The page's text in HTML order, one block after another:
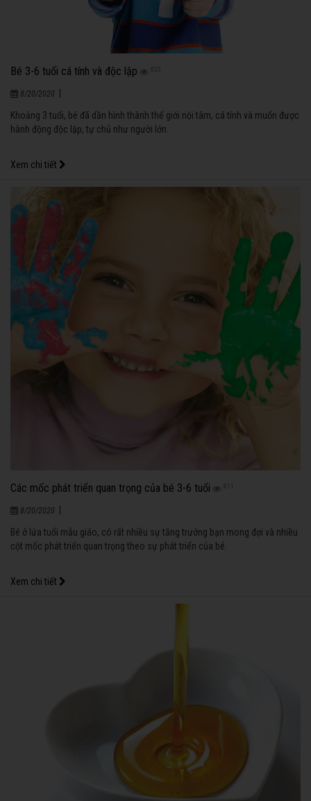
Bé 3-6 tuổi cá tính và độc lập 825
8/20/2020
Khoảng 3 tuổi, bé đã dần hình thành thế giới nội tâm, cá tính và muốn được
hành động độc lập, tự chủ như người lớn.
Xem chi tiết
Các mốc phát triển quan trọng của bé 3-6 tuổi 811
8/20/2020
Bé ở lứa tuổi mẫu giáo, có rất nhiều sự tăng trưởng bạn mong đợi và nhiều
cột mốc phát triển quan trọng theo sự phát triển của bé.
Xem chi tiết